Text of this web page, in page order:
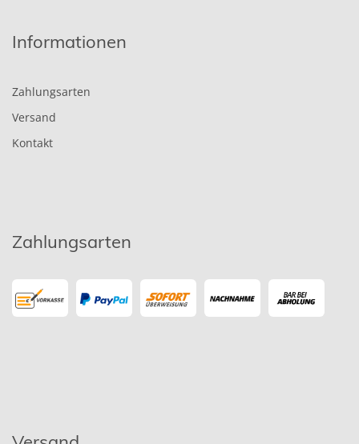
Informationen
Zahlungsarten
Versand
Kontakt
Zahlungsarten